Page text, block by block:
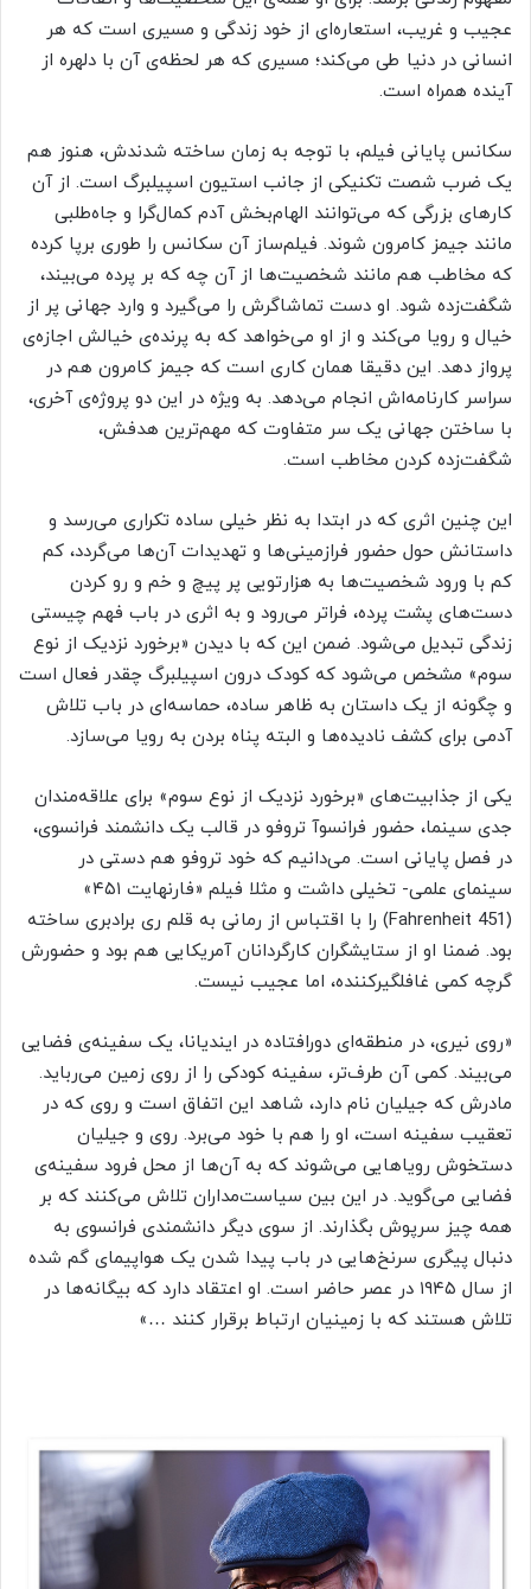
عجیب و غریب، استعاره‌ای از خود زندگی و مسیری است که هر
انسانی در دنیا طی می‌کند؛ مسیری که هر لحظه‌ی آن با دلهره از
آینده همراه است.
سکانس پایانی فیلم، با توجه به زمان ساخته شدندش، هنوز هم
یک ضرب شصت تکنیکی از جانب استیون اسپیلبرگ است. از آن
کارهای بزرگی که می‌توانند الهام‌بخش آدم کمال‌گرا و جاه‌طلبی
مانند جیمز کامرون شوند. فیلم‌ساز آن سکانس را طوری برپا کرده
که مخاطب هم مانند شخصیت‌ها از آن چه که بر پرده می‌بیند،
شگفت‌زده شود. او دست تماشاگرش را می‌گیرد و وارد جهانی پر از
خیال و رویا می‌کند و از او می‌خواهد که به پرنده‌ی خیالش اجازه‌ی
پرواز دهد. این دقیقا همان کاری است که جیمز کامرون هم در
سراسر کارنامه‌اش انجام می‌دهد. به ویژه در این دو پروژه‌ی آخری،
با ساختن جهانی یک سر متفاوت که مهم‌ترین هدفش،
شگفت‌زده کردن مخاطب است.
این چنین اثری که در ابتدا به نظر خیلی ساده تکراری می‌رسد و
داستانش حول حضور فرازمینی‌ها و تهدیدات آن‌ها می‌گردد، کم
کم با ورود شخصیت‌ها به هزارتویی پر پیچ و خم و رو کردن
دست‌های پشت پرده، فراتر می‌رود و به اثری در باب فهم چیستی
زندگی تبدیل می‌شود. ضمن این که با دیدن «برخورد نزدیک از نوع
سوم» مشخص می‌شود که کودک درون اسپیلبرگ چقدر فعال است
و چگونه از یک داستان به ظاهر ساده، حماسه‌ای در باب تلاش
آدمی برای کشف نادیده‌ها و البته پناه بردن به رویا می‌سازد.
یکی از جذابیت‌های «برخورد نزدیک از نوع سوم» برای علاقه‌مندان
جدی سینما، حضور فرانسوآ تروفو در قالب یک دانشمند فرانسوی،
در فصل پایانی است. می‌دانیم که خود تروفو هم دستی در
سینمای علمی- تخیلی داشت و مثلا فیلم «فارنهایت ۴۵۱»
(Fahrenheit 451) را با اقتباس از رمانی به قلم ری برادبری ساخته
بود. ضمنا او از ستایشگران کارگردانان آمریکایی هم بود و حضورش
گرچه کمی غافلگیرکننده، اما عجیب نیست.
«روی نیری، در منطقه‌ای دورافتاده در ایندیانا، یک سفینه‌ی فضایی
می‌بیند. کمی آن طرف‌تر، سفینه کودکی را از روی زمین می‌رباید.
مادرش که جیلیان نام دارد، شاهد این اتفاق است و روی که در
تعقیب سفینه است، او را هم با خود می‌برد. روی و جیلیان
دستخوش رویاهایی می‌شوند که به آن‌ها از محل فرود سفینه‌ی
فضایی می‌گوید. در این بین سیاست‌مداران تلاش می‌کنند که بر
همه چیز سرپوش بگذارند. از سوی دیگر دانشمندی فرانسوی به
دنبال پیگری سرنخ‌هایی در باب پیدا شدن یک هواپیمای گم شده
از سال ۱۹۴۵ در عصر حاضر است. او اعتقاد دارد که بیگانه‌ها در
تلاش هستند که با زمینیان ارتباط برقرار کنند …»